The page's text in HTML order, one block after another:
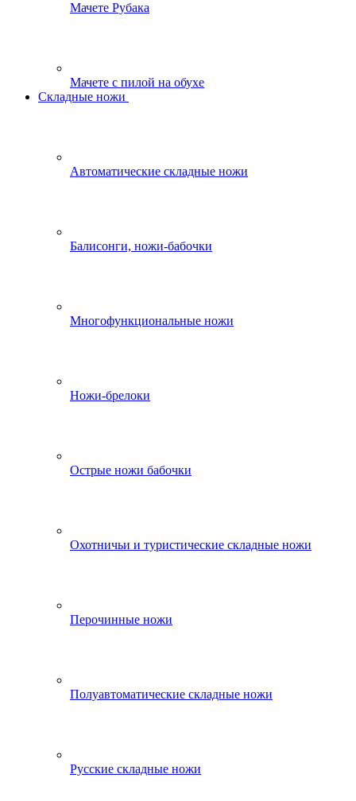
Мачете Рубака
Мачете с пилой на обухе
Складные ножи
Автоматические складные ножи
Балисонги, ножи-бабочки
Многофункциональные ножи
Ножи-брелоки
Острые ножи бабочки
Охотничьи и туристические складные ножи
Перочинные ножи
Полуавтоматические складные ножи
Русские складные ножи